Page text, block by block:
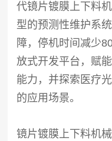
代镜片镀膜上下料
型的预测性维护系
障，停机时间减少
放式开发平台，赋
能力，并探索医疗
的应用场景。
镜片镀膜上下料机